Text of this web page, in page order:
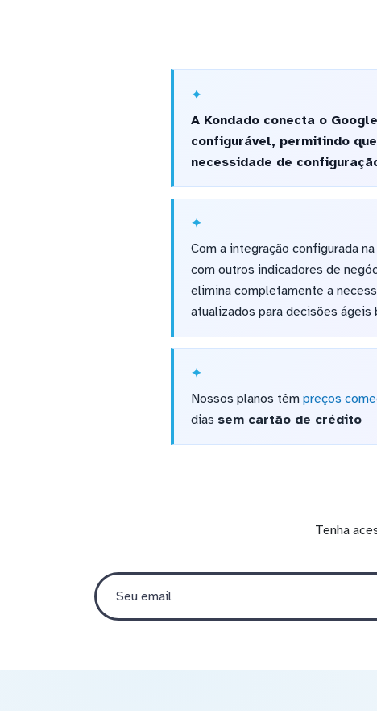
A Kondado conecta o
configurável, permitindo
necessidade de
Com a integração configurada
com outros indicadores de
elimina completamente a
atualizados para decisões
Nossos planos têm preços
dias sem cartão de crédito
Tenha